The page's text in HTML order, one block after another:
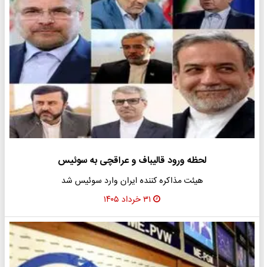
لحظه ورود قالیباف و عراقچی به سوئیس
هیئت مذاکره کننده ایران وارد سوئیس شد
۳۱ خرداد ۱۴۰۵